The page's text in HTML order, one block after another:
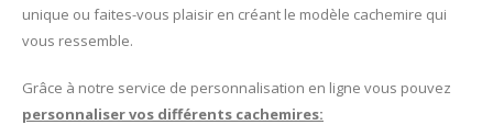
unique ou faites-vous plaisir en créant le modèle cachemire qui
vous ressemble.
Grâce à notre service de personnalisation en ligne vous pouvez
personnaliser vos différents cachemires: